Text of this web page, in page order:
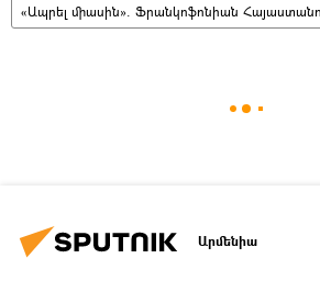
«Ապրել միասին». Ֆրանկոֆոնիան
Արմենիա